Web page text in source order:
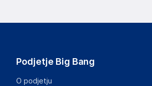
Podjetje Big Bang
O podjetju